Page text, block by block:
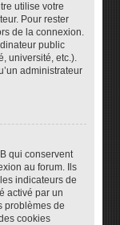
utilise votre
Pour rester
de la connexion.
public
université, etc.).
administrateur
qui conservent
au forum. Ils
indicateurs de
activé par un
problèmes de
cookies